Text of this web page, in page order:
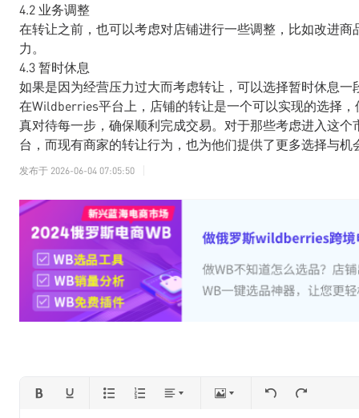
4.2 业务调整
在转让之前，也可以考虑对店铺进行一些调整，比如改进
力。
4.3 暂时休息
如果是因为经营压力过大而考虑转让，可以选择暂时休息
在Wildberries平台上，店铺的转让是一个可以实现的选择
真对待每一步，确保顺利完成交易。对于那些考虑进入这
台，而现有商家的转让行为，也为他们提供了更多选择与机
发布于 2026-06-04 07:05:50